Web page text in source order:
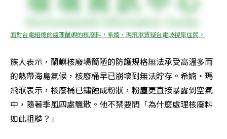
面對台電粗糙的處理蘭嶼的核廢料，希婻‧瑪飛洑質疑台電歧視原住民。
族人表示，蘭嶼核廢場簡陋的防護規格無法承受高溫多雨
的熱帶海島氣候，核廢桶早已崩壞到無法貯存。希婻‧瑪
飛洑表示，核廢桶已鏽蝕成粉狀，粉塵更直接暴露到空氣
中，隨著季風四處飄散。他不禁要問「為什麼處理核廢料
如此粗糙？」